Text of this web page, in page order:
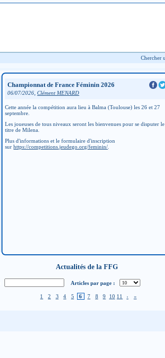
Championnat de France Féminin 2026
06/07/2026,Clément MENARD
Cette année la compétition aura lieu à Balma (Toulouse) les 26 et 27
septembre.
Les joueuses de tous niveaux seront les bienvenues pour se disputer le
titre de Milena.
Plus d'informations et le formulaire d'inscription
surhttps://competitions.jeudego.org/feminin/
Actualités de la FFG
Articles par page :
1 2 3 4 5 6 7 8 9 10 11 › »